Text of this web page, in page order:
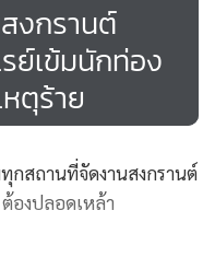
งกรานต์
ย์เข้มนักท่อง
ตุร้าย
กสถานที่จัดงานสงกรานต์
ต้องปลอดเหล้า